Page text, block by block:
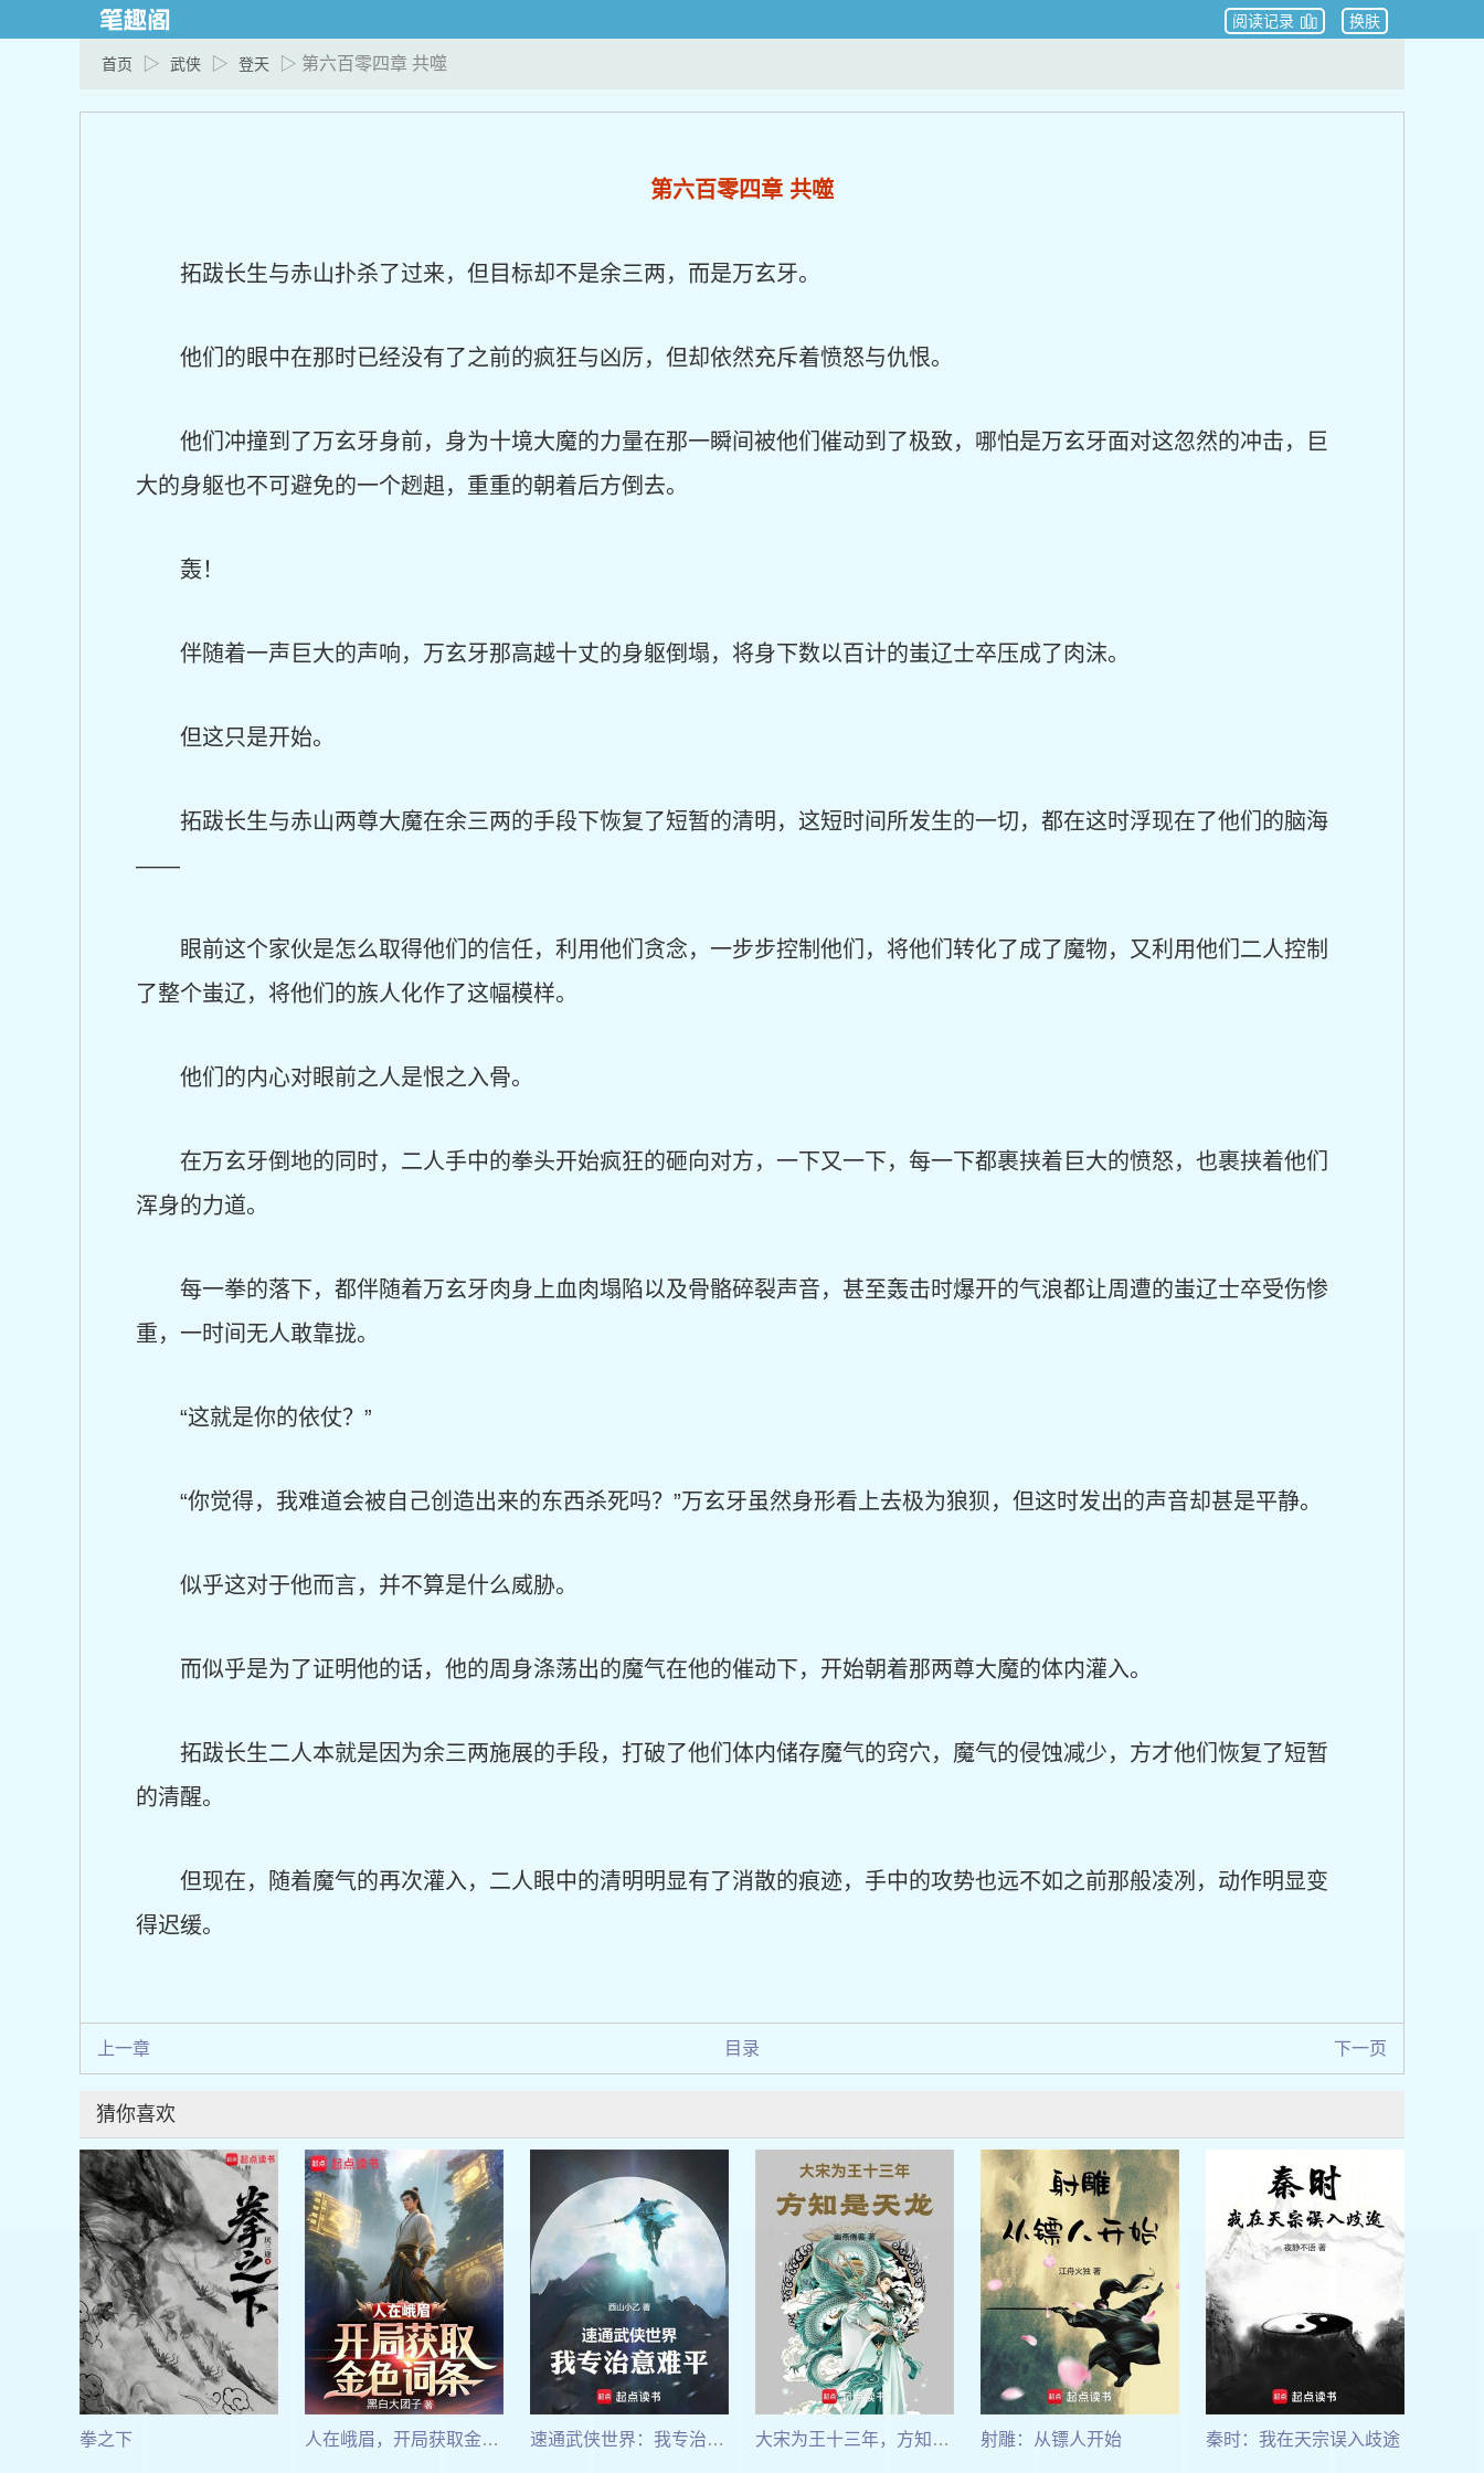
换肤
阅读记录
首页 ▷ 武侠 ▷ 登天 ▷ 第六百零四章 共噬
第六百零四章 共噬
拓跋长生与赤山扑杀了过来，但目标却不是余三两，而是万玄牙。
他们的眼中在那时已经没有了之前的疯狂与凶厉，但却依然充斥着愤怒与仇恨。
他们冲撞到了万玄牙身前，身为十境大魔的力量在那一瞬间被他们催动到了极致，哪怕是万玄牙面对这忽然的冲击，巨
大的身躯也不可避免的一个趔趄，重重的朝着后方倒去。
轰！
伴随着一声巨大的声响，万玄牙那高越十丈的身躯倒塌，将身下数以百计的蚩辽士卒压成了肉沫。
但这只是开始。
拓跋长生与赤山两尊大魔在余三两的手段下恢复了短暂的清明，这短时间所发生的一切，都在这时浮现在了他们的脑海
——
眼前这个家伙是怎么取得他们的信任，利用他们贪念，一步步控制他们，将他们转化了成了魔物，又利用他们二人控制
了整个蚩辽，将他们的族人化作了这幅模样。
他们的内心对眼前之人是恨之入骨。
在万玄牙倒地的同时，二人手中的拳头开始疯狂的砸向对方，一下又一下，每一下都裹挟着巨大的愤怒，也裹挟着他们
浑身的力道。
每一拳的落下，都伴随着万玄牙肉身上血肉塌陷以及骨骼碎裂声音，甚至轰击时爆开的气浪都让周遭的蚩辽士卒受伤惨
重，一时间无人敢靠拢。
“这就是你的依仗？”
“你觉得，我难道会被自己创造出来的东西杀死吗？”万玄牙虽然身形看上去极为狼狈，但这时发出的声音却甚是平静。
似乎这对于他而言，并不算是什么威胁。
而似乎是为了证明他的话，他的周身涤荡出的魔气在他的催动下，开始朝着那两尊大魔的体内灌入。
拓跋长生二人本就是因为余三两施展的手段，打破了他们体内储存魔气的窍穴，魔气的侵蚀减少，方才他们恢复了短暂
的清醒。
但现在，随着魔气的再次灌入，二人眼中的清明明显有了消散的痕迹，手中的攻势也远不如之前那般凌冽，动作明显变
得迟缓。
上一章 目录 下一页
猜你喜欢
拳之下 人在峨眉，开局获取金色词条 速通武侠世界：我专治意难平！ 大宋为王十三年，方知是天龙 射雕：从镖人开始 秦时：我在天宗误入歧途